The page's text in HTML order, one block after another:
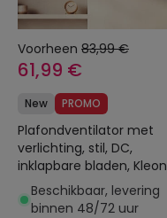
Voorheen 83,99 €
61,99 €
New PROMO
Plafondventilator met
verlichting, stil, DC,
inklapbare bladen, Kleon
Beschikbaar, levering
binnen 48/72 uur